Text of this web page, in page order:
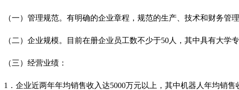
（一）管理规范。有明确的企业章程，规范的生产、技术和财务
（二）企业规模。目前在册企业员工数不少于50人，其中具有大学
（三）经营业绩：
1．企业近两年年均销售收入达5000万元以上，其中机器人年均销售